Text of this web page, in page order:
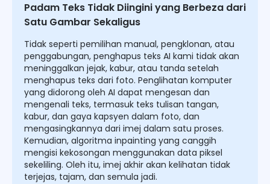
Padam Teks Tidak Diingini yang Berbeza dari
Satu Gambar Sekaligus
Tidak seperti pemilihan manual, pengklonan, atau
penggabungan, penghapus teks AI kami tidak akan
meninggalkan jejak, kabur, atau tanda setelah
menghapus teks dari foto. Penglihatan komputer
yang didorong oleh AI dapat mengesan dan
mengenali teks, termasuk teks tulisan tangan,
kabur, dan gaya kapsyen dalam foto, dan
mengasingkannya dari imej dalam satu proses.
Kemudian, algoritma inpainting yang canggih
mengisi kekosongan menggunakan data piksel
sekeliling. Oleh itu, imej akhir akan kelihatan tidak
terjejas, tajam, dan semula jadi.